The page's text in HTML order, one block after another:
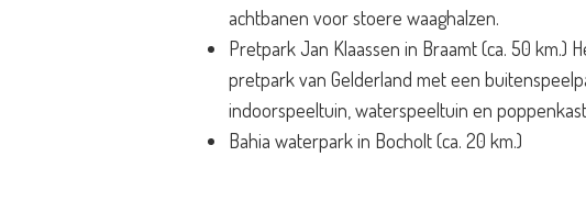
achtbanen voor stoere waaghalzen.
Pretpark Jan Klaassen in Braamt (ca. 50 km.)
pretpark van Gelderland met een
indoorspeeltuin, waterspeeltuin en
Bahia waterpark in Bocholt (ca. 20 km.)